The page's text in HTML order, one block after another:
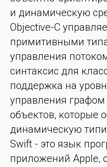
и динамическую
Objective-C
примитивными
управления
синтаксис для
поддержка на
управления графом
объектов, которые
динамическую
Swift - это язык
приложений Apple,